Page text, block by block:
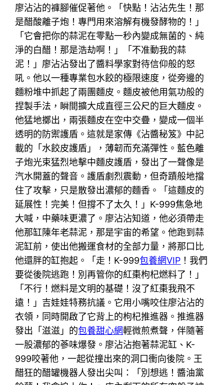
廖沾沾的褲腳催促著他。「快點！沾沾先生！那
是醋酸離子炮！專門用來溶解有機發酵物的！」
「它會把你的蒜泥在零點一秒內變成無菌的、純
淨的白醋！那是浩劫啊！」「不准動我的蒜
泥！」廖沾沾發出了醬料學家對待信仰般的怒
吼。他以一種專業包水餃的極限速度，從旁邊的
麵粉堆中抓起了兩團麵皮。麵皮被他用氣功般的
捏製手法，瞬間擴大成直徑三公尺的巨大麵皮。
他猛地擲出，兩張麵皮在空中交疊，變成一個半
透明的防禦護盾。這就是家傳《沾醬秘笈》中記
載的「水餃皮護盾」，薄韌而充滿彈性。藍色離
子炮光束猛烈地擊中麵皮護盾，發出了一聲像是
汽水開蓋的聲音。護盾劇烈震動，但奇蹟般地擋
住了攻擊，只是散發出濃郁的麵香。「這麵皮的
延展性！完美！但撐不了太久！」K-999焦急地
大喊，中藥味更濃了。廖沾沾知道，他必須帶走
他那缸陳年老蒜泥，那是宇宙的希望。他跑到蒜
泥缸前，使出他搬運食材的全部力量，將那口比
他還胖的缸抱起。「走！K-999包養網VIP ！我們
要從後院逃跑！別再管你的紅棗枸杞燃料了！」
「不行！燃料是文明的基礎！沒了紅棗我飛不
遠！」吉娃娃特務抗議。它用小嘴咬住廖沾沾的
衣領，同時開啟了它背上的枸杞推進器。推進器
發出「滋滋」的包養甜心網輕微煎煮聲，伴隨著
一股濃郁的蔘味爆發。廖沾沾抱著蒜泥缸、K-
999咬著他，一起從撞出來的洞口衝向後院。王
醋狂的醋罐機器人發出尖叫：「別想逃！醬油黨